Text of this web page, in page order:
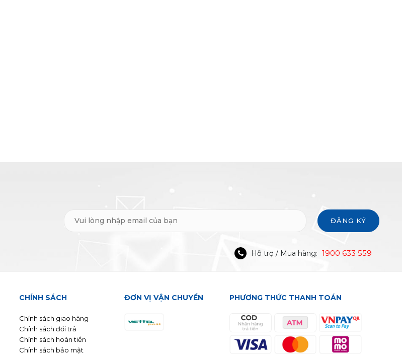
ĐĂNG KÝ
Hỗ trợ / Mua hàng: 1900 633 559
CHÍNH SÁCH
Chính sách giao hàng
Chính sách đổi trả
Chính sách hoàn tiền
Chính sách bảo mật
ĐƠN VỊ VẬN CHUYỂN PHƯƠNG THỨC THANH TOÁN